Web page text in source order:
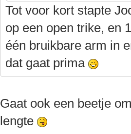
Tot voor kort stapte
op een open trike, en
één bruikbare arm in
dat gaat prima
Gaat ook een beetje
lengte